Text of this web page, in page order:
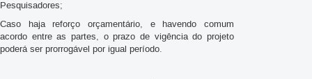
Pesquisadores;
Caso haja reforço orçamentário, e havendo comum
acordo entre as partes, o prazo de vigência do projeto
poderá ser prorrogável por igual período.